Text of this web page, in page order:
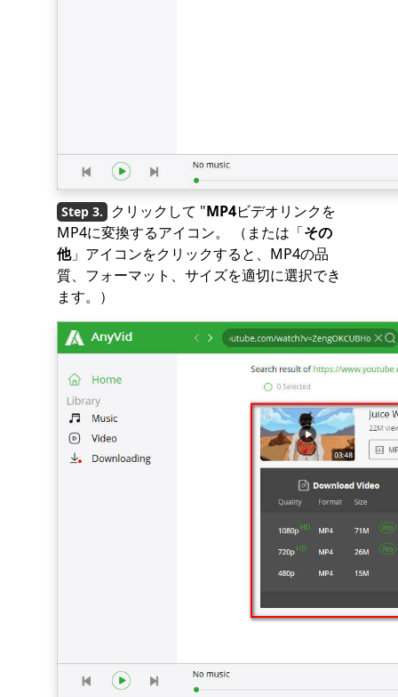
クリックして "MP4ビデオリンクを
MP4に変換するアイコン。 （または「その
他」アイコンをクリックすると、MP4の品
質、フォーマット、サイズを適切に選択でき
ます。）